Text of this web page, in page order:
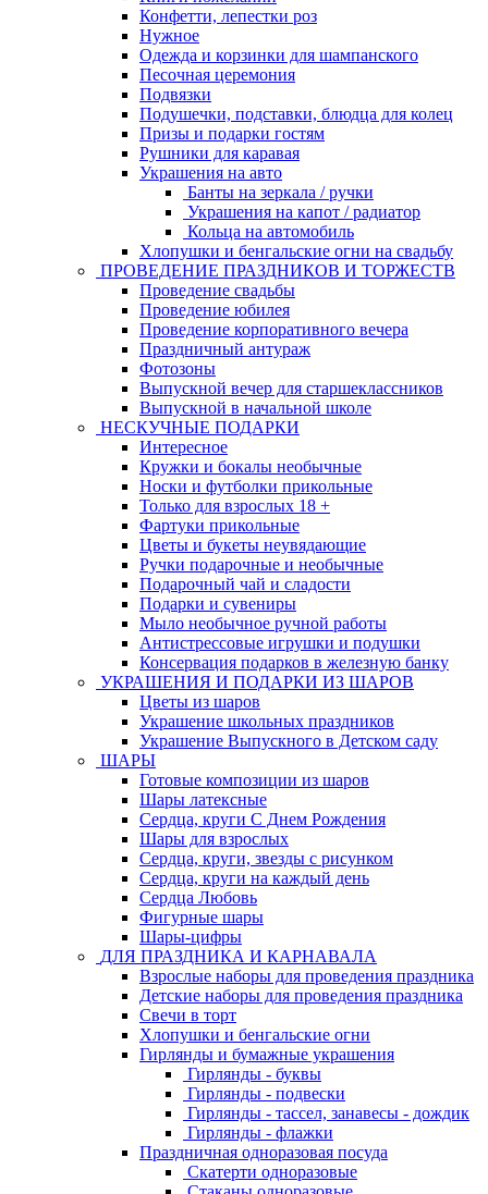
Конфетти, лепестки роз
Нужное
Одежда и корзинки для шампанского
Песочная церемония
Подвязки
Подушечки, подставки, блюдца для колец
Призы и подарки гостям
Рушники для каравая
Украшения на авто
Банты на зеркала / ручки
Украшения на капот / радиатор
Кольца на автомобиль
Хлопушки и бенгальские огни на свадьбу
ПРОВЕДЕНИЕ ПРАЗДНИКОВ И ТОРЖЕСТВ
Проведение свадьбы
Проведение юбилея
Проведение корпоративного вечера
Праздничный антураж
Фотозоны
Выпускной вечер для старшеклассников
Выпускной в начальной школе
НЕСКУЧНЫЕ ПОДАРКИ
Интересное
Кружки и бокалы необычные
Носки и футболки прикольные
Только для взрослых 18 +
Фартуки прикольные
Цветы и букеты неувядающие
Ручки подарочные и необычные
Подарочный чай и сладости
Подарки и сувениры
Мыло необычное ручной работы
Антистрессовые игрушки и подушки
Консервация подарков в железную банку
УКРАШЕНИЯ И ПОДАРКИ ИЗ ШАРОВ
Цветы из шаров
Украшение школьных праздников
Украшение Выпускного в Детском саду
ШАРЫ
Готовые композиции из шаров
Шары латексные
Сердца, круги С Днем Рождения
Шары для взрослых
Сердца, круги, звезды с рисунком
Сердца, круги на каждый день
Сердца Любовь
Фигурные шары
Шары-цифры
ДЛЯ ПРАЗДНИКА И КАРНАВАЛА
Взрослые наборы для проведения праздника
Детские наборы для проведения праздника
Свечи в торт
Хлопушки и бенгальские огни
Гирлянды и бумажные украшения
Гирлянды - буквы
Гирлянды - подвески
Гирлянды - тассел, занавесы - дождик
Гирлянды - флажки
Праздничная одноразовая посуда
Скатерти одноразовые